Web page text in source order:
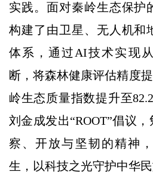
实践。面对秦岭生态保护
构建了由卫星、无人机和
体系，通过AI技术实现
断，将森林健康评估精度
岭生态质量指数提升至
刘金成发出“ROOT”倡议
察、开放与坚韧的精神
生，以科技之光守护中华民